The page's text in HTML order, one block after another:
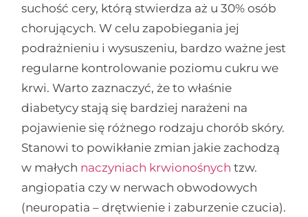
suchość cery, którą stwierdza aż u 30% osób
chorujących. W celu zapobiegania jej
podrażnieniu i wysuszeniu, bardzo ważne jest
regularne kontrolowanie poziomu cukru we
krwi. Warto zaznaczyć, że to właśnie
diabetycy stają się bardziej narażeni na
pojawienie się różnego rodzaju chorób skóry.
Stanowi to powikłanie zmian jakie zachodzą
w małych naczyniach krwionośnych tzw.
angiopatia czy w nerwach obwodowych
(neuropatia – drętwienie i zaburzenie czucia).